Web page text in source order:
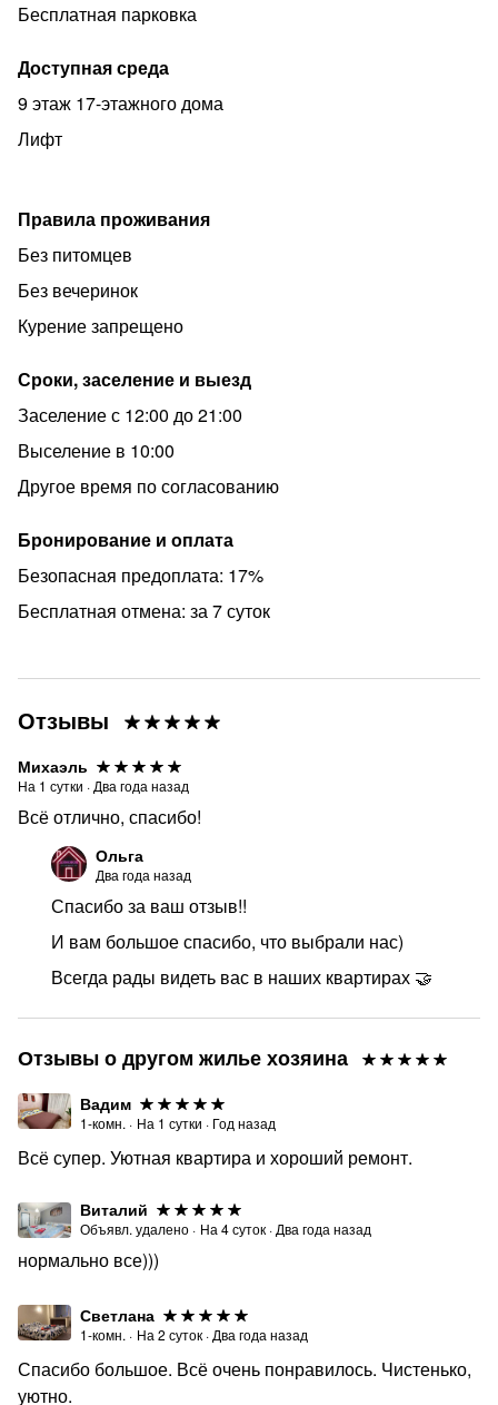
Бесплатная парковка
Доступная среда
9 этаж 17-этажного дома
Лифт
Правила проживания
Без питомцев
Без вечеринок
Курение запрещено
Сроки, заселение и выезд
Заселение с 12:00 до 21:00
Выселение в 10:00
Другое время по согласованию
Бронирование и оплата
Безопасная предоплата: 17%
Бесплатная отмена: за 7 суток
Отзывы
Михаэль
На 1 сутки · Два года назад
Всё отлично, спасибо!
Ольга
Два года назад
Спасибо за ваш отзыв!!
И вам большое спасибо, что выбрали нас)
Всегда рады видеть вас в наших квартирах 🤝
Отзывы о другом жилье хозяина
Вадим
1-комн. · На 1 сутки · Год назад
Всё супер. Уютная квартира и хороший ремонт.
Виталий
Объявл. удалено · На 4суток · Два года назад
нормально все)))
Светлана
1-комн. · На 2 суток · Два года назад
Спасибо большое. Всё очень понравилось. Чистенько,
уютно.